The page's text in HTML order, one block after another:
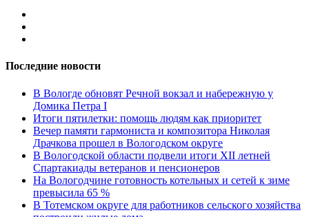
Последние новости
В Вологде обновят Речной вокзал и набережную у
Домика Петра I
Итоги пятилетки: помощь людям как приоритет
Вечер памяти гармониста и композитора Николая
Драчкова прошел в Вологодском округе
В Вологодской области подвели итоги XII летней
Спартакиады ветеранов и пенсионеров
На Вологодчине готовность котельных и сетей к зиме
превысила 65 %
В Тотемском округе для работников сельского хозяйства